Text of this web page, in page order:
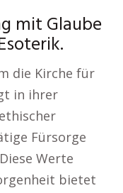
mit Glaube
die Kirche für
in ihrer
Fürsorge
Werte
bietet